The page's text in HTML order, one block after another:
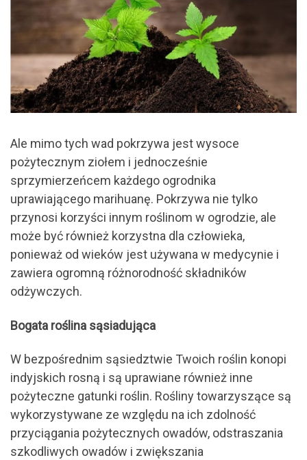
Ale mimo tych wad pokrzywa jest wysoce
pożytecznym ziołem i jednocześnie
sprzymierzeńcem każdego ogrodnika
uprawiającego marihuanę. Pokrzywa nie tylko
przynosi korzyści innym roślinom w ogrodzie, ale
może być również korzystna dla człowieka,
ponieważ od wieków jest używana w medycynie i
zawiera ogromną różnorodność składników
odżywczych.
Bogata roślina sąsiadująca
W bezpośrednim sąsiedztwie Twoich roślin konopi
indyjskich rosną i są uprawiane również inne
pożyteczne gatunki roślin. Rośliny towarzyszące są
wykorzystywane ze względu na ich zdolność
przyciągania pożytecznych owadów, odstraszania
szkodliwych owadów i zwiększania